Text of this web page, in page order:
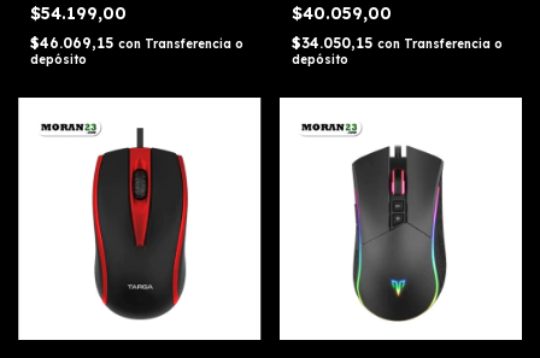
$54.199,00
$46.069,15 con Transferencia o
depósito
$40.059,00
$34.050,15 con Transferencia o
depósito